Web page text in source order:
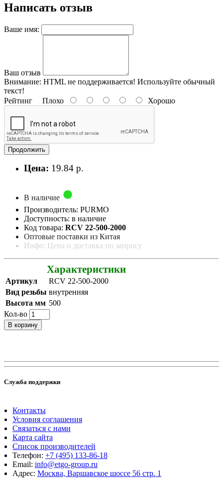
Написать отзыв
Ваше имя:
Ваш отзыв
Внимание: HTML не поддерживается! Используйте обычный
текст!
Рейтинг Плохо Хорошо
Продолжить
Цена: 19.84 р.
В наличие
Производитель: PURMO
Доступность: в наличие
Код товара: RCV 22-500-2000
Оптовые поставки из Китая
Инфо: Цена и доставка по запросу
Характеристики
Артикул
RCV 22-500-2000
Вид резьбы внутренняя
Высота мм 500
Кол-во
В корзину
Служба поддержки
Контакты
Условия соглашения
Связаться с нами
Карта сайта
Список производителей
Телефон: +7 (495) 133-86-18
Email: info@etgo-group.ru
Адрес: Москва, Варшавское шоссе 56 стр. 1